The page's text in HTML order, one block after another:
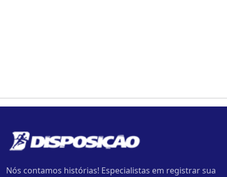
Nós contamos histórias! Especialistas em registrar sua